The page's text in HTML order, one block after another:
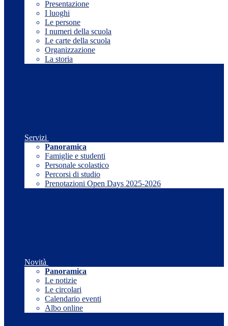
Presentazione
I luoghi
Le persone
I numeri della scuola
Le carte della scuola
Organizzazione
La storia
Servizi
Panoramica
Famiglie e studenti
Personale scolastico
Percorsi di studio
Prenotazioni Open Days 2025-2026
Novità
Panoramica
Le notizie
Le circolari
Calendario eventi
Albo online